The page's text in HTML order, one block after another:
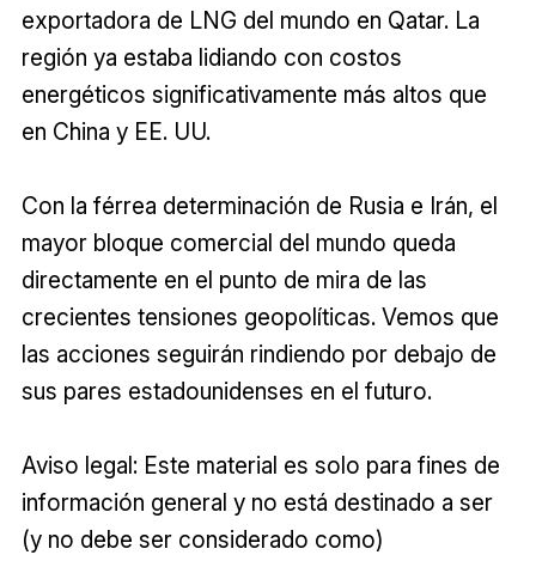
exportadora de LNG del mundo en Qatar. La
región ya estaba lidiando con costos
energéticos significativamente más altos que
en China y EE. UU.
Con la férrea determinación de Rusia e Irán, el
mayor bloque comercial del mundo queda
directamente en el punto de mira de las
crecientes tensiones geopolíticas. Vemos que
las acciones seguirán rindiendo por debajo de
sus pares estadounidenses en el futuro.
Aviso legal: Este material es solo para fines de
información general y no está destinado a ser
(y no debe ser considerado como)